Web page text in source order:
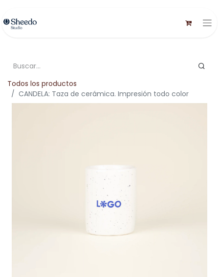
Todos los productos
CANDELA: Taza de cerámica. Impresión todo color